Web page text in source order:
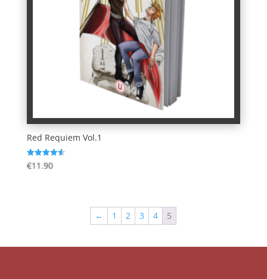
Red Requiem Vol.1
Valutato
4.60
€11.90
← 1 2 3 4 5